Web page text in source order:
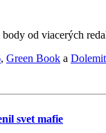
od viacerých
, Green Book a
svet mafie